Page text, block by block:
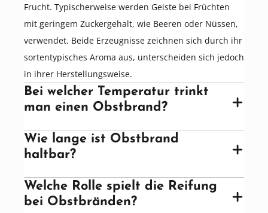
Frucht. Typischerweise werden Geiste bei Früchten
mit geringem Zuckergehalt, wie Beeren oder Nüssen,
verwendet. Beide Erzeugnisse zeichnen sich durch ihr
sortentypisches Aroma aus, unterscheiden sich jedoch
in ihrer Herstellungsweise.
Bei welcher Temperatur trinkt
man einen Obstbrand?
Wie lange ist Obstbrand
haltbar?
Welche Rolle spielt die Reifung
bei Obstbränden?